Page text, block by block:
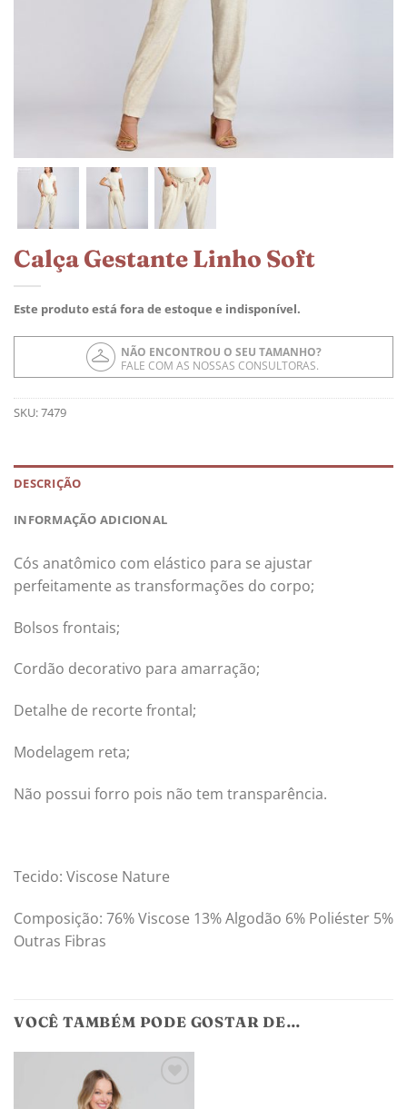
Calça Gestante Linho Soft
Este produto está fora de estoque e indisponível.
NÃO ENCONTROU O SEU TAMANHO?
FALE COM AS NOSSAS CONSULTORAS.
SKU:7479
DESCRIÇÃO
INFORMAÇÃO ADICIONAL
Cós anatômico com elástico para se ajustar
perfeitamente as transformações do corpo;
Bolsos frontais;
Cordão decorativo para amarração;
Detalhe de recorte frontal;
Modelagem reta;
Não possui forro pois não tem transparência.
Tecido: Viscose Nature
Composição: 76% Viscose 13% Algodão 6% Poliéster 5%
Outras Fibras
VOCÊ TAMBÉM PODE GOSTAR DE…